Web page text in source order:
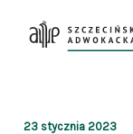
23 stycznia 2023